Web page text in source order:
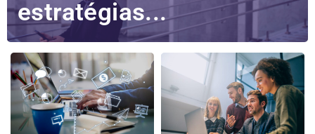
estratégias...